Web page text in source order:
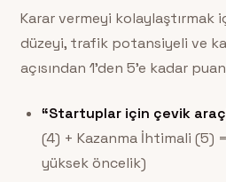
Karar vermeyi kolaylaştırmak
düzeyi, trafik potansiyeli ve
açısından 1’den 5’e kadar
“Startuplar için çevik
(4) + Kazanma İhtimali (5) =
yüksek öncelik)